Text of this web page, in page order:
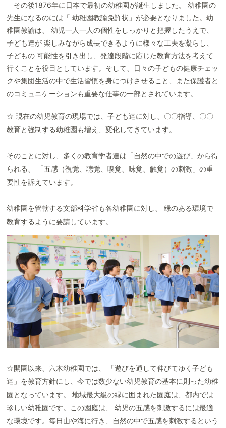
その後1876年に日本で最初の幼稚園が誕生しました。 幼稚園の
先生になるのには「 幼稚園教諭免許状」が必要となりました。幼
稚園教諭は、 幼児一人一人の個性をしっかりと把握したうえで、
子ども達が 楽しみながら成長できるように様々な工夫を凝らし、
子どもの 可能性を引き出し、発達段階に応じた教育方法を考えて
行くことを役目としています。そして、日々の子どもの健康チェッ
クや集団生活の中で生活習慣を身につけさせること、また保護者と
のコミュニケーションも重要な仕事の一部とされています。
☆ 現在の幼児教育の現場では、子ども達に対し、〇〇指導、〇〇
教育と強制する幼稚園も増え、変化してきています。
そのことに対し、多くの教育学者達は「自然の中での遊び」から得
られる、 「五感（視覚、聴覚、嗅覚、味覚、触覚）の刺激」の重
要性を訴えています。
幼稚園を管轄する文部科学省も各幼稚園に対し、 緑のある環境で
教育するように要請しています。
☆開園以来、六木幼稚園では、 「遊びを通して伸びてゆく子ども
達」を教育方針にし、今では数少ない幼児教育の基本に則った幼稚
園となっています。 地域最大級の緑に囲まれた園庭は、都内では
珍しい幼稚園です。この園庭は、 幼児の五感を刺激するには最適
な環境です。毎日山や海に行き、自然の中で五感を刺激するという